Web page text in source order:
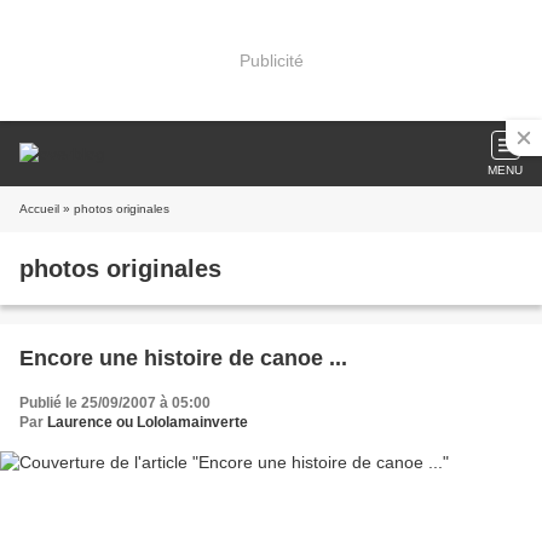
Publicité
MENU
Accueil » photos originales
photos originales
Encore une histoire de canoe ...
Publié le 25/09/2007 à 05:00
Par Laurence ou Lololamainverte